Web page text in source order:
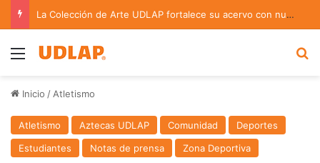
La Colección de Arte UDLAP fortalece su acervo con nuevas obras de artistas emergentes y consolidados
Menu
Inicio / Atletismo
Atletismo Aztecas UDLAP Comunidad
Deportes
Estudiantes
Notas de prensa Zona Deportiva